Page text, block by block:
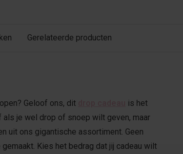
Gerelateerde producten
Geloof ons, dit
is het
je wel drop of snoep wilt geven, maar
uit ons gigantische assortiment. Geen
Kies het bedrag dat jij cadeau wilt